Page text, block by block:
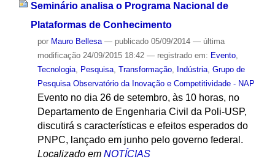
Seminário analisa o Programa Nacional de
Plataformas de Conhecimento
por Mauro Bellesa — publicado05/09/2014 — última
modificação24/09/2015 18:42 — registrado em: Evento,
Tecnologia, Pesquisa, Transformação, Indústria, Grupo de
Pesquisa Observatório da Inovação e Competitividade - NAP
Evento no dia 26 de setembro, às 10 horas, no
Departamento de Engenharia Civil da Poli-USP,
discutirá s características e efeitos esperados do
PNPC, lançado em junho pelo governo federal.
Localizado em NOTÍCIAS